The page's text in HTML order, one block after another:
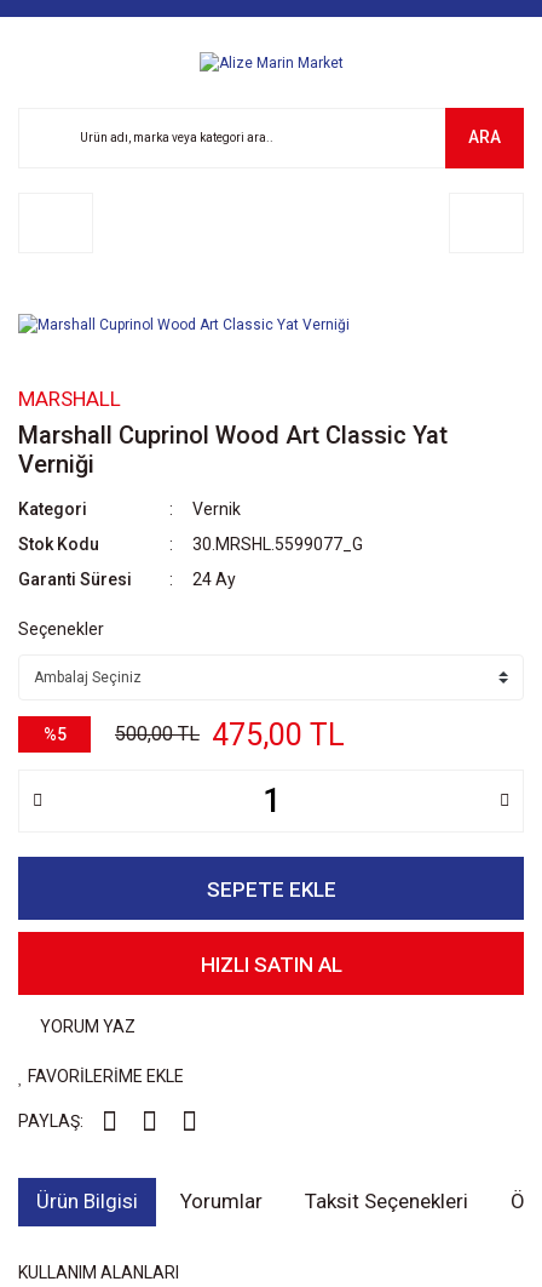
ARA
MARSHALL
Marshall Cuprinol Wood Art Classic Yat
Verniği
Kategori
Vernik
Stok Kodu
30.MRSHL.5599077_G
Garanti Süresi
24 Ay
Seçenekler
%5 500,00 TL 475,00 TL
SEPETE EKLE
HIZLI SATIN AL
YORUM YAZ
FAVORİLERİME EKLE
PAYLAŞ:
Ürün Bilgisi Yorumlar Taksit Seçenekleri
KULLANIM ALANLARI